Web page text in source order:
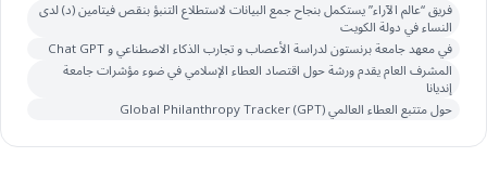
فريق “عالم الآراء” يستكمل بنجاح جمع البيانات لاستطلاع التنبؤ بنقص فيتامين (د) لدى
النساء في دولة الكويت
في معهد جامعة برنستون لدراسة الأعصاب و تجارب الذكاء الاصطناعي و Chat GPT
المشرف العام يقدم ورشة حول اقتصاد العطاء الإسلامي في ضوء مؤشرات جامعة
إنديانا
حول متتبع العطاء العالمي Global Philanthropy Tracker (GPT)